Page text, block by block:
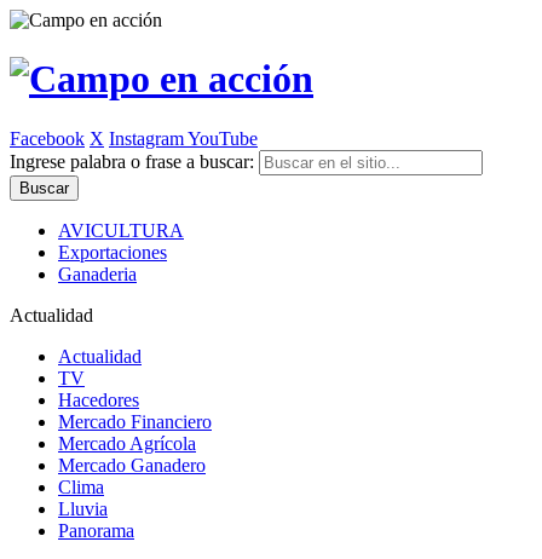
Facebook X InstagramYouTube
Ingrese palabra o frase a buscar:
AVICULTURA
Exportaciones
Ganaderia
Actualidad
Actualidad
TV
Hacedores
Mercado Financiero
Mercado Agrícola
Mercado Ganadero
Clima
Lluvia
Panorama